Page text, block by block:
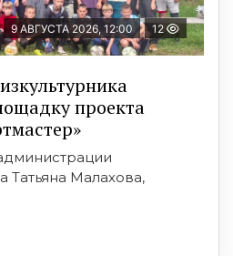
9 АВГУСТА 2026, 12:00 12
проекта
Татьяна Малахова,